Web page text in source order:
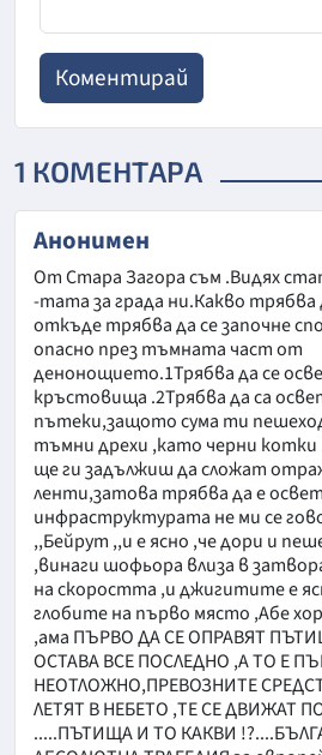
1 КОМЕНТАРА
Анонимен
От Стара Загора съм .Видях
-тата за града ни.Какво трябва
откъде трябва да се започне
опасно през тъмната част от
денонощието.1Трябва да се
кръстовища .2Трябва да са
пътеки,защото сума ти
тъмни дрехи ,като черни котки
ще ги задължиш да сложат
ленти,затова трябва да е
инфраструктурата не ми се
,,Бейрут ,,и е ясно ,че дори и
,винаги шофьора влиза в
на скоростта ,и джигитите е
глобите на първо място ,Абе
,ама ПЪРВО ДА СЕ ОПРАВЯТ
ОСТАВА ВСЕ ПОСЛЕДНО ,А ТО Е
НЕОТЛОЖНО,ПРЕВОЗНИТЕ
ЛЕТЯТ В НЕБЕТО ,ТЕ СЕ ДВИЖАТ
.....ПЪТИЩА И ТО КАКВИ